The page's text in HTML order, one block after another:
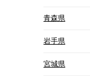
青森県
岩手県
宮城県